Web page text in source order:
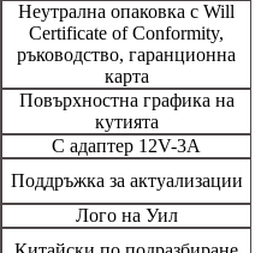
Неутрална опаковка с Will
Certificate of Conformity,
ръководство, гаранционна
карта
Повърхностна графика на
кутията
С адаптер 12V-3A
Поддръжка за актуализации
Лого на Уил